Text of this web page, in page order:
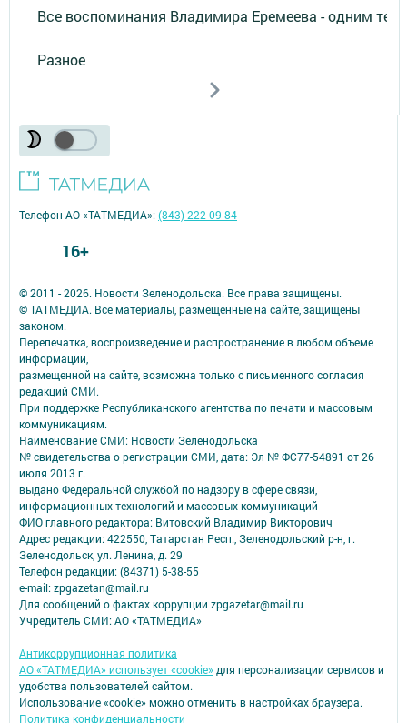
Все воспоминания Владимира Еремеева - одним
Разное
© 2011 - 2026. Новости Зеленодольска. Все права защищены.
© ТАТМЕДИА. Все материалы, размещенные на сайте, защищены
законом.
Перепечатка, воспроизведение и распространение в любом объеме
информации,
размещенной на сайте, возможна только с письменного согласия
редакций СМИ.
При поддержке Республиканского агентства по печати и массовым
коммуникациям.
Наименование СМИ: Новости Зеленодольска
№ свидетельства о регистрации СМИ, дата: Эл № ФС77-54891 от 26
июля 2013 г.
выдано Федеральной службой по надзору в сфере связи,
информационных технологий и массовых коммуникаций
ФИО главного редактора: Витовский Владимир Викторович
Адрес редакции: 422550, Татарстан Респ., Зеленодольский р-н, г.
Зеленодольск, ул. Ленина, д. 29
Телефон редакции: (84371) 5-38-55
e-mail: zpgazetan@mail.ru
Для сообщений о фактах коррупции zpgazetar@mail.ru
Учредитель СМИ: АО «ТАТМЕДИА»
Антикоррупционная политика
АО «ТАТМЕДИА» использует «cookie» для персонализации сервисов и
удобства пользователей сайтом.
Использование «cookie» можно отменить в настройках браузера.
Политика конфиденциальности
Телефон АО «ТАТМЕДИА»:(843) 222 09 84
16+